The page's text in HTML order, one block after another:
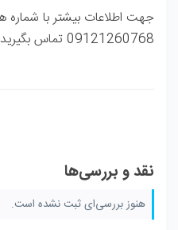
09121260768 تماس بگیرید
نقد و بررسی‌ها
هنوز بررسی‌ای ثبت نشده است.